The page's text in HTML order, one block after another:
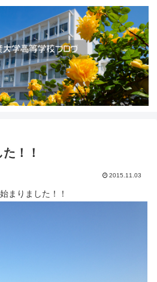
！！
2015.11.03
まりました！！